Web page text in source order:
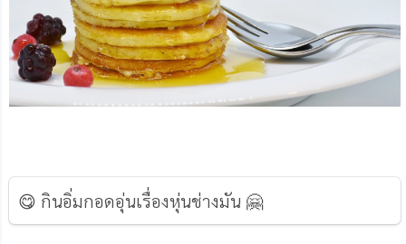
😋 กินอิ่มกอดอุ่นเรื่องหุ่นช่างมัน 🤗